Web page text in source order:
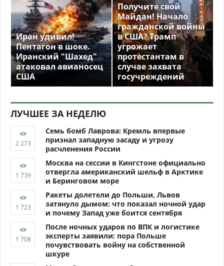
Иран удивил!
Пентагон в шоке.
Иранский "Шахед"
атаковал авианосец
США
Получите свой
Майдан! Начало
гражданской войны
в США? Трамп
угрожает
протестантам в
случае захвата
госучреждений
ЛУЧШЕЕ ЗА НЕДЕЛЮ
Семь бомб Лаврова: Кремль впервые
признал западную засаду и угрозу
расчленения России
Москва на сессии в Кингстоне официально
отвергла американский шельф в Арктике
и Беринговом море
Ракеты долетели до Польши, Львов
затянуло дымом: что показал ночной удар
и почему Запад уже боится сентября
После ночных ударов по ВПК и логистике
эксперты заявили: пора Польше
почувствовать войну на собственной
шкуре